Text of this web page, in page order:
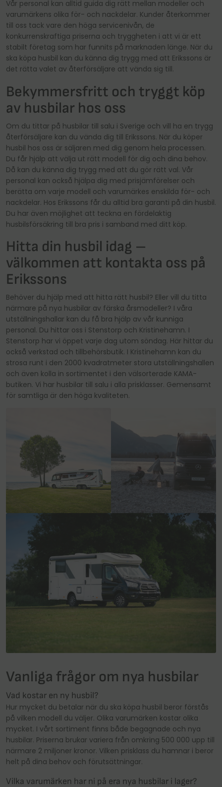
Vår personal kan alltid guida dig rätt mellan modeller och
varumärkens olika för- och nackdelar. Kunder återkommer
till oss tack vare den höga servicenivån, de
konkurrenskraftiga priserna och tryggheten i att vi är ett
stabilt företag som har funnits på marknaden länge. När du
ska köpa husbil kan du känna dig trygg med att Erikssons är
det rätta valet av återförsäljare att vända sig till.
Bekymmersfritt och tryggt köp
av husbilar hos oss
Om du tittar på husbilar till salu i Sverige och vill ha en trygg
återförsäljare kan du vända dig till Erikssons. När du köper
husbil hos oss är säljaren med dig genom hela processen.
Du får hjälp att välja ut rätt modell för dig och dina behov.
Då kan du känna dig trygg med att du gör rätt val. Vår
personal kan också hjälpa dig med prisjämförelser och
berätta om varje modell och varumärkes enskilda för- och
nackdelar. Hos Erikssons får du alltid bra garanti på din husbil.
Du har även möjlighet att teckna en fördelaktig
husbilsförsäkring till bra pris i samband med ditt köp.
Hitta din husbil idag –
välkommen att kontakta oss på
Erikssons
Behöver du hjälp med att hitta rätt husbil? Eller vill du titta
närmare på nya husbilar av färska årsmodeller? I våra
utställningshallar kan du få bra hjälp av vår kunniga
personal. Du hittar oss i Stenstorp och Kristinehamn. I
Stenstorp har vi öppet varje dag utom söndag. Här hittar du
också verkstad och tillbehörsbutik. I Kristinehamn kan du
strosa runt i den 2000 kvadratmeter stora utställningshallen
och även kolla in sortimentet i den välsorterade KAMA-
butiken. Vi har husbilar till salu i alla prisklasser. Gemensamt
för samtliga är den höga kvaliteten.
Vanliga frågor om nya husbilar
Vad kostar en ny husbil?
Hur mycket du betalar när du ska köpa husbil beror förstås
på vilken modell du väljer. Olika varumärken kostar olika
mycket. I vårt sortiment finns både begagnade och nya
husbilar. Priserna brukar variera från omkring 500 000 upp till
närmare 2 miljoner kronor. Vilken prisklass du hamnar i beror
helt på dina behov och förutsättningar.
Vilka varumärken har ni på era nya husbilar i lager?